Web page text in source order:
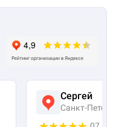
Сергей
Санкт-